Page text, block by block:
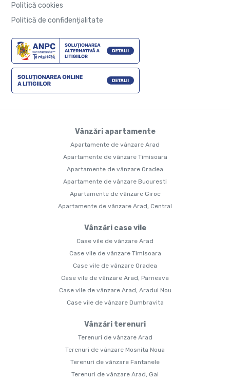
Politică cookies
Politică de confidențialitate
Vânzări apartamente
Apartamente de vânzare Arad
Apartamente de vânzare Timisoara
Apartamente de vânzare Oradea
Apartamente de vânzare Bucuresti
Apartamente de vânzare Giroc
Apartamente de vânzare Arad, Central
Vânzări case vile
Case vile de vânzare Arad
Case vile de vânzare Timisoara
Case vile de vânzare Oradea
Case vile de vânzare Arad, Parneava
Case vile de vânzare Arad, Aradul Nou
Case vile de vânzare Dumbravita
Vânzări terenuri
Terenuri de vânzare Arad
Terenuri de vânzare Mosnita Noua
Terenuri de vânzare Fantanele
Terenuri de vânzare Arad, Gai